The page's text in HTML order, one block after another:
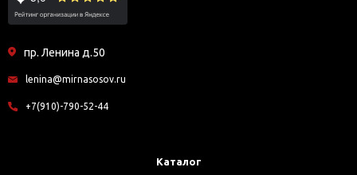
пр. Ленина д.50
lenina@mirnasosov.ru
+7(910)-790-52-44
Каталог